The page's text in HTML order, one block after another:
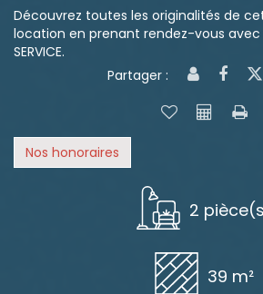
Découvrez toutes les originalités de
location en prenant rendez-vous avec
SERVICE.
Partager :
Nos honoraires
2
39 m²